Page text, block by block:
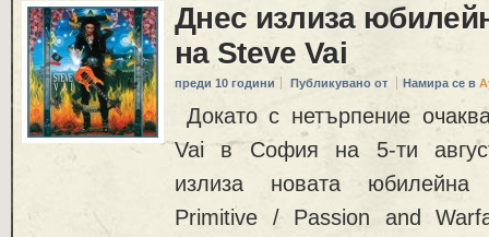
Днес излиза
на Steve Vai
преди 10 години Публикувано от Намира се в
Докато с нетърпение
Vai в София на 5-ти
излиза новата юбилейна
Primitive / Passion and